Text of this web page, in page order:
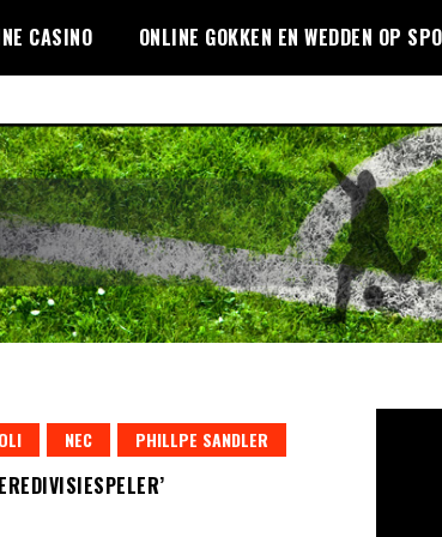
CASINO ONLINE GOKKEN EN WEDDEN OP
NEC PHILLPE SANDLER